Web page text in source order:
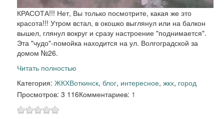
КРАСОТА!!! Нет, Вы только посмотрите, какая же это
красота!!! Утром встал, в окошко выглянул или на балкон
вышел, глянул вокруг и сразу настроение "поднимается".
Эта "чудо"-помойка находится на ул. Волгоградской за
домом №26.
Читать полностью
Категория: ЖКХВоткинск, блог, интересное, жкх, город
Просмотров: 3 116Комментариев: 1